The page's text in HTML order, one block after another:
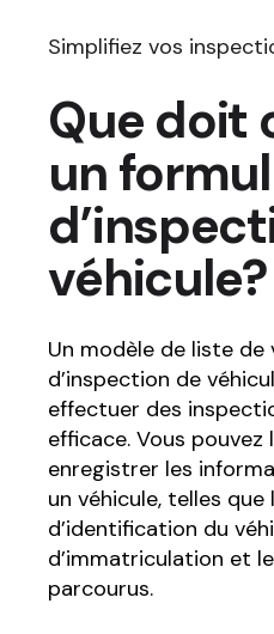
Simplifiez vos
Que doit
un
véhicule?
Un modèle de liste
d’inspection de
effectuer des
efficace. Vous pouvez
enregistrer les
un véhicule, telles que
d’identification du
d’immatriculation et
parcourus.